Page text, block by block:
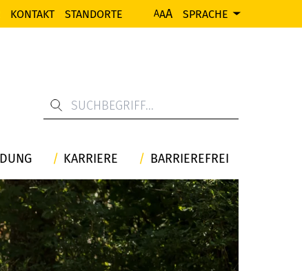
KONTAKT STANDORTE AAA SPRACHE
KARRIERE BARRIEREFREI